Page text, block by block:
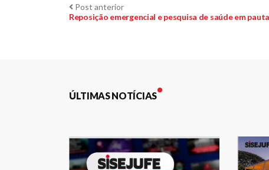
Navegação
Post anteriorPost
anterior:
Reposição emergencial e pesquisa de saúde em
ÚLTIMAS NOTÍCIAS